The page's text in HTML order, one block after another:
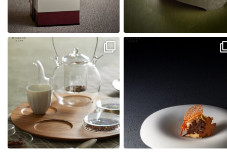
ホロープレート
- - - - - - - - - - - -...
44